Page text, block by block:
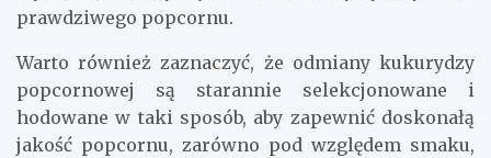
prawdziwego popcornu.
Warto również zaznaczyć, że odmiany kukurydzy
popcornowej są starannie selekcjonowane i
hodowane w taki sposób, aby zapewnić doskonałą
jakość popcornu, zarówno pod względem smaku,